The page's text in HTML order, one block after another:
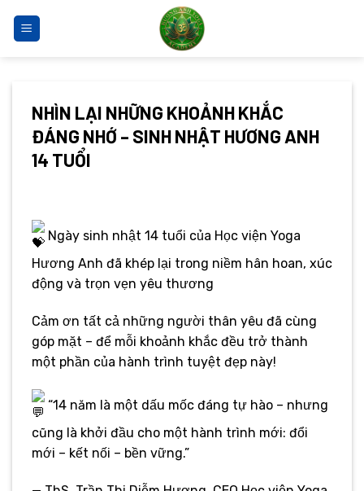
qua
NHÌN LẠI NHỮNG KHOẢNH KHẮC
ĐÁNG NHỚ – SINH NHẬT HƯƠNG ANH
14 TUỔI
Ngày sinh nhật 14 tuổi của Học viện Yoga
Hương Anh đã khép lại trong niềm hân hoan, xúc
động và trọn vẹn yêu thương
Cảm ơn tất cả những người thân yêu đã cùng
góp mặt – để mỗi khoảnh khắc đều trở thành
một phần của hành trình tuyệt đẹp này!
“14 năm là một dấu mốc đáng tự hào – nhưng
cũng là khởi đầu cho một hành trình mới: đổi
mới – kết nối – bền vững.”